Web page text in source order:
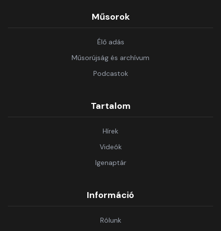
Műsorok
Élő adás
Műsorújság és archívum
Podcastok
Tartalom
Hírek
Videók
Igenaptár
Információ
Rólunk